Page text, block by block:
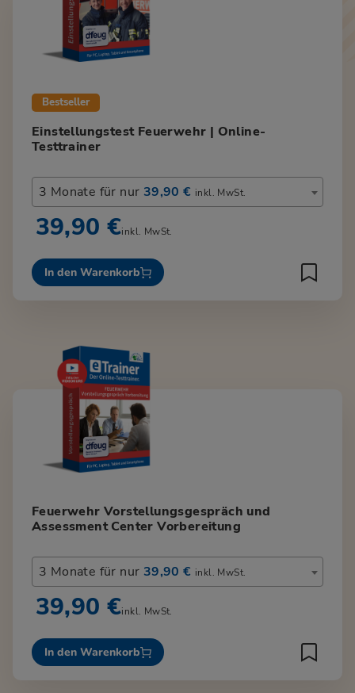
Bestseller
Einstellungstest Feuerwehr | Online-
Testtrainer
3 Monate für nur 39,90 € inkl. MwSt.
39,90 €inkl. MwSt.
In den Warenkorb
Feuerwehr Vorstellungsgespräch und
Assessment Center Vorbereitung
3 Monate für nur 39,90 € inkl. MwSt.
39,90 €inkl. MwSt.
In den Warenkorb